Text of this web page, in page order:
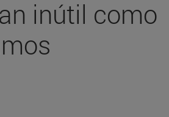
inútil como